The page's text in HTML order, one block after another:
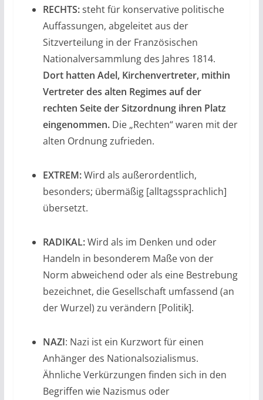
RECHTS:steht für konservative politische
Auffassungen, abgeleitet aus der
Sitzverteilung in der Französischen
Nationalversammlung des Jahres 1814.
Dort hatten Adel, Kirchenvertreter, mithin
Vertreter des alten Regimes auf der
rechten Seite der Sitzordnung ihren Platz
eingenommen.Die „Rechten“ waren mit der
alten Ordnung zufrieden.
EXTREM:Wird als außerordentlich,
besonders; übermäßig [alltagssprachlich]
übersetzt.
RADIKAL:Wird als im Denken und oder
Handeln in besonderem Maße von der
Norm abweichend oder als eine Bestrebung
bezeichnet, die Gesellschaft umfassend (an
der Wurzel) zu verändern [Politik].
NAZI: Nazi ist ein Kurzwort für einen
Anhänger des Nationalsozialismus.
Ähnliche Verkürzungen finden sich in den
Begriffen wie Nazismus oder